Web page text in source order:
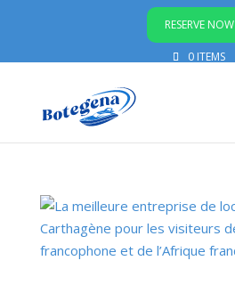
RESERVE NOW
0 ITEMS